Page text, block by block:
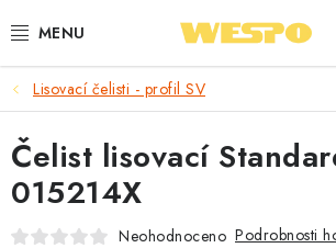
na
ARMATURY PRO TOPENÍ A VODU
TOPENÍ A OHŘEV VODY
TVAROVKY A TRUBKY
Lisovací čelisti - profil SV
Čelist lisovací
015214X
Neohodnoceno Podrobnosti